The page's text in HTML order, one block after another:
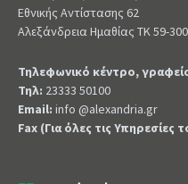
Εθνικής Αντίστασης 62
Αλεξάνδρεια Ημαθίας ΤΚ 59-300
Τηλεφωνικό κέντρο,
Τηλ: 23333 50100
Email: info @alexandria.gr
Fax (Για όλες τις Υπηρεσίες